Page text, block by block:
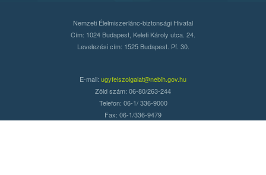
Nemzeti Élelmiszerlánc-biztonsági Hivatal
Cím: 1024 Budapest, Keleti Károly utca. 24.
Levelezési cím: 1525 Budapest. Pf. 30.
E-mail: ugyfelszolgalat@nebih.gov.hu
Zöld szám: 06-80/263-244
Telefon: 06-1/ 336-9000
Fax: 06-1/336-9479